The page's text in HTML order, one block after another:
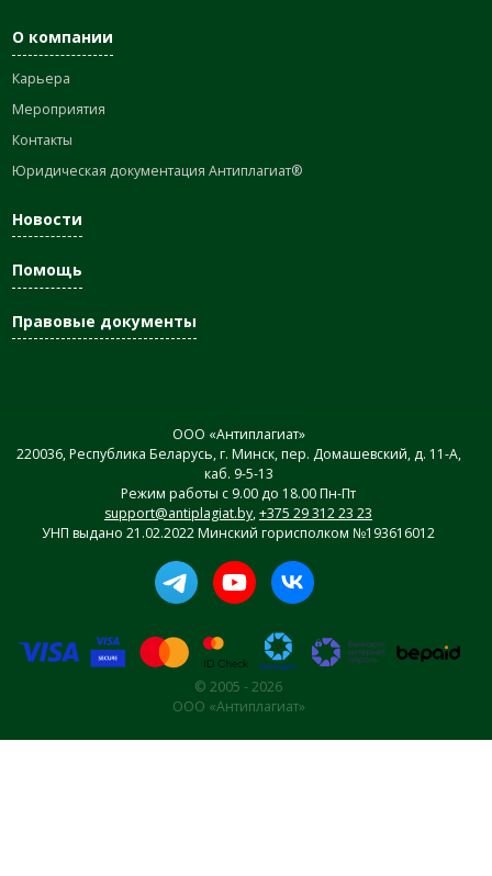
О компании
Карьера
Мероприятия
Контакты
Юридическая документация Антиплагиат®
Новости
Помощь
Правовые документы
ООО «Антиплагиат»
220036, Республика Беларусь, г. Минск, пер. Домашевский, д. 11-А,
каб. 9-5-13
Режим работы с 9.00 до 18.00 Пн-Пт
support@antiplagiat.by,+375 29 312 23 23
УНП выдано 21.02.2022 Минский горисполком №193616012
© 2005 - 2026
ООО «Антиплагиат»